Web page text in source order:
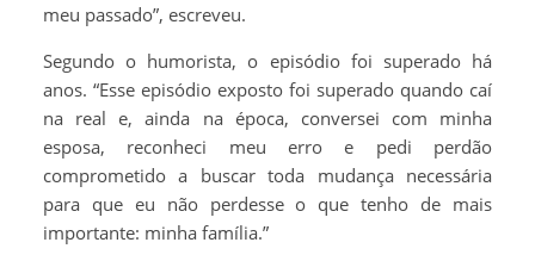
meu passado”, escreveu.
Segundo o humorista, o episódio foi superado há
anos. “Esse episódio exposto foi superado quando caí
na real e, ainda na época, conversei com minha
esposa, reconheci meu erro e pedi perdão
comprometido a buscar toda mudança necessária
para que eu não perdesse o que tenho de mais
importante: minha família.”